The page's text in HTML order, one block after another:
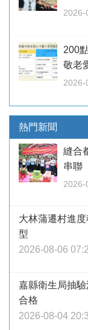
2026-
200
敬老
2026-
熱門新聞
縫合
串聯
2026-
大林蒲遷村進
型
2026-08-06
嘉縣衛生局抽
合格
2026-08-04